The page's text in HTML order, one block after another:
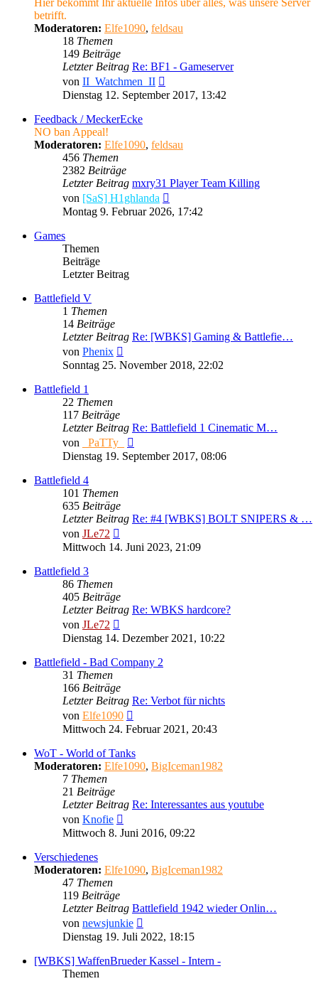
Hier bekommt Ihr aktuelle Infos über alles, was unsere Server
betrifft.
Moderatoren: Elfe1090, feldsau
18 Themen
149 Beiträge
Letzter Beitrag Re: BF1 - Gameserver
von II_Watchmen_II
Beitrag
Dienstag 12. September 2017, 13:42
Feedback / MeckerEcke
NO ban Appeal!
Moderatoren: Elfe1090, feldsau
456 Themen
2382 Beiträge
Letzter Beitrag mxry31 Player Team Killing
von [SaS] H1ghlanda
Beitrag
Montag 9. Februar 2026, 17:42
Games
Themen
Beiträge
Letzter Beitrag
Battlefield V
1 Themen
14 Beiträge
Letzter Beitrag Re: [WBKS] Gaming & Battlefie…
von Phenix
Beitrag
Sonntag 25. November 2018, 22:02
Battlefield 1
22 Themen
117 Beiträge
Letzter Beitrag Re: Battlefield 1 Cinematic M…
von
_PaTTy_
Beitrag
Dienstag 19. September 2017, 08:06
Battlefield 4
101 Themen
635 Beiträge
Letzter Beitrag Re: #4 [WBKS] BOLT SNIPERS & …
von JLe72
Beitrag
Mittwoch 14. Juni 2023, 21:09
Battlefield 3
86 Themen
405 Beiträge
Letzter Beitrag Re: WBKS hardcore?
von JLe72
Beitrag
Dienstag 14. Dezember 2021, 10:22
Battlefield - Bad Company 2
31 Themen
166 Beiträge
Letzter Beitrag Re: Verbot für nichts
von Elfe1090
Beitrag
Mittwoch 24. Februar 2021, 20:43
WoT - World of Tanks
Moderatoren: Elfe1090, BigIceman1982
7 Themen
21 Beiträge
Letzter Beitrag Re: Interessantes aus youtube
von Knofie
Beitrag
Mittwoch 8. Juni 2016, 09:22
Verschiedenes
Moderatoren: Elfe1090, BigIceman1982
47 Themen
119 Beiträge
Letzter Beitrag Battlefield 1942 wieder Onlin…
von newsjunkie
Beitrag
Dienstag 19. Juli 2022, 18:15
[WBKS] WaffenBrueder Kassel - Intern -
Themen